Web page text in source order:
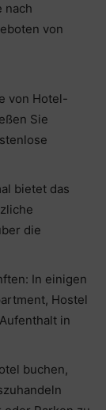
nach
von
von Hotel-
Sie
bietet das
die
In einigen
Hostel
in
buchen,